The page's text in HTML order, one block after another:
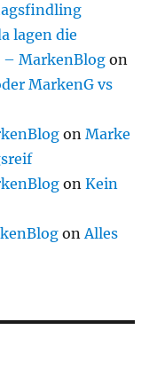
lagen die
MarkenBlogon
MarkenG vs
onMarke
onKein
onAlles